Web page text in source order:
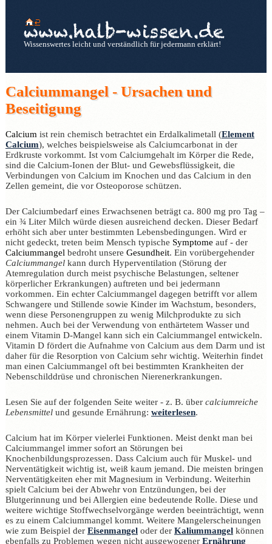
Wissenswertes leicht und verständlich für jedermann erklärt!
Calciummangel - Ursachen und
Beseitigung
Calcium ist rein chemisch betrachtet ein Erdalkalimetall (Element
Calcium), welches beispielsweise als Calciumcarbonat in der
Erdkruste vorkommt. Ist vom Calciumgehalt im Körper die Rede,
sind die Calcium-Ionen der Blut- und Gewebsflüssigkeit, die
Verbindungen von Calcium im Knochen und das Calcium in den
Zellen gemeint, die vor Osteoporose schützen.
Der Calciumbedarf eines Erwachsenen beträgt ca. 800 mg pro Tag –
ein ¾ Liter Milch würde diesen ausreichend decken. Dieser Bedarf
erhöht sich aber unter bestimmten Lebensbedingungen. Wird er
nicht gedeckt, treten beim Mensch typische Symptome auf - der
Calciummangel bedroht unsere Gesundheit. Ein vorübergehender
Calciummangelkann durch Hyperventilation (Störung der
Atemregulation durch meist psychische Belastungen, seltener
körperlicher Erkrankungen) auftreten und bei jedermann
vorkommen. Ein echter Calciummangel dagegen betrifft vor allem
Schwangere und Stillende sowie Kinder im Wachstum, besonders,
wenn diese Personengruppen zu wenig Milchprodukte zu sich
nehmen. Auch bei der Verwendung von enthärtetem Wasser und
einem Vitamin D-Mangel kann sich ein Calciummangel entwickeln.
Vitamin D fördert die Aufnahme von Calcium aus dem Darm und ist
daher für die Resorption von Calcium sehr wichtig. Weiterhin findet
man einen Calciummangel oft bei bestimmten Krankheiten der
Nebenschilddrüse und chronischen Nierenerkrankungen.
Lesen Sie auf der folgenden Seite weiter - z. B. über calciumreiche
Lebensmittelund gesunde Ernährung: weiterlesen.
Calcium hat im Körper vielerlei Funktionen. Meist denkt man bei
Calciummangel immer sofort an Störungen bei
Knochenbildungsprozessen. Dass Calcium auch für Muskel- und
Nerventätigkeit wichtig ist, weiß kaum jemand. Die meisten bringen
Nerventätigkeiten eher mit Magnesium in Verbindung. Weiterhin
spielt Calcium bei der Abwehr von Entzündungen, bei der
Blutgerinnung und bei Allergien eine bedeutende Rolle. Diese und
weitere wichtige Stoffwechselvorgänge werden beeinträchtigt, wenn
es zu einem Calciummangel kommt. Weitere Mangelerscheinungen
wie zum Beispiel der Eisenmangeloder der Kaliummangelkönnen
ebenfalls zu Problemen wegen nicht ausgewogener Ernährung